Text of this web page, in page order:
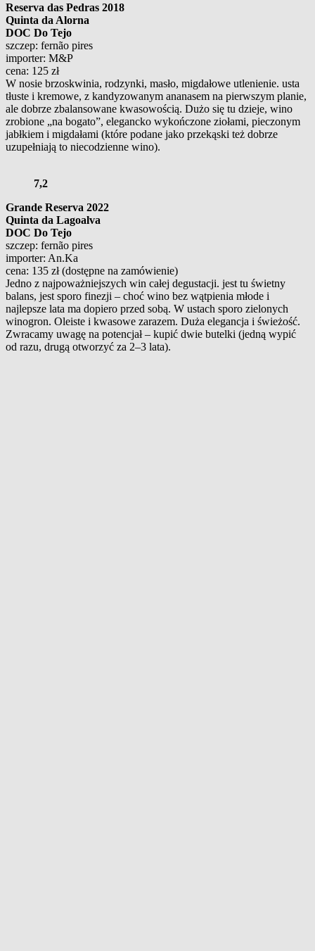
Reserva das Pedras 2018
Quinta da Alorna
DOC Do Tejo
szczep: fernão pires
importer: M&P
cena: 125 zł
W nosie brzoskwinia, rodzynki, masło, migdałowe utlenienie. usta
tłuste i kremowe, z kandyzowanym ananasem na pierwszym planie,
ale dobrze zbalansowane kwasowością. Dużo się tu dzieje, wino
zrobione „na bogato”, elegancko wykończone ziołami, pieczonym
jabłkiem i migdałami (które podane jako przekąski też dobrze
uzupełniają to niecodzienne wino).
7,2
Grande Reserva 2022
Quinta da Lagoalva
DOC Do Tejo
szczep: fernão pires
importer: An.Ka
cena: 135 zł (dostępne na zamówienie)
Jedno z najpoważniejszych win całej degustacji. jest tu świetny
balans, jest sporo finezji – choć wino bez wątpienia młode i
najlepsze lata ma dopiero przed sobą. W ustach sporo zielonych
winogron. Oleiste i kwasowe zarazem. Duża elegancja i świeżość.
Zwracamy uwagę na potencjał – kupić dwie butelki (jedną wypić
od razu, drugą otworzyć za 2–3 lata).